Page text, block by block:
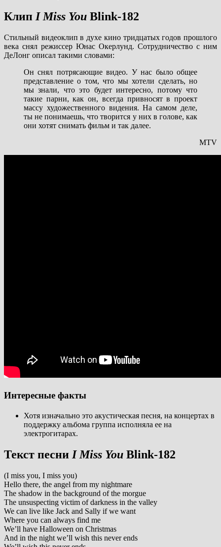
Клип I Miss You Blink-182
Стильный видеоклип в духе кино тридцатых годов прошлого
века снял режиссер Юнас Окерлунд. Сотрудничество с ним
ДеЛонг описал такими словами:
Он снял потрясающие видео. У нас было общее
представление о том, что мы хотели сделать, но
мы знали, что это будет интересно, потому что
такие парни, как он, всегда привносят в проект
массу художественного видения. На самом деле,
ты не понимаешь, что творится у них в голове, как
они хотят снимать фильм и так далее.
MTV
Интересные факты
Хотя изначально это акустическая песня, на концертах в
поддержку альбома группа исполняла ее на
электрогитарах.
Текст песни I Miss You Blink-182
(I miss you, I miss you)
Hello there, the angel from my nightmare
The shadow in the background of the morgue
The unsuspecting victim of darkness in the valley
We can live like Jack and Sally if we want
Where you can always find me
We’ll have Halloween on Christmas
And in the night we’ll wish this never ends